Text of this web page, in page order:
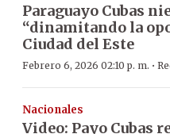
Paraguayo Cubas
“dinamitando la
Ciudad del Este
Febrero 6, 2026 02:10 p. m. ·
Nacionales
Video: Payo Cubas